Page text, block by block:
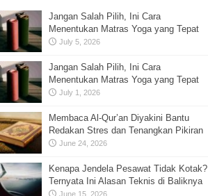
Jangan Salah Pilih, Ini Cara
Menentukan Matras Yoga yang Tepat
July 5, 2026
Jangan Salah Pilih, Ini Cara
Menentukan Matras Yoga yang Tepat
July 1, 2026
Membaca Al-Qur’an Diyakini Bantu
Redakan Stres dan Tenangkan Pikiran
June 24, 2026
Kenapa Jendela Pesawat Tidak Kotak?
Ternyata Ini Alasan Teknis di Baliknya
June 15, 2026